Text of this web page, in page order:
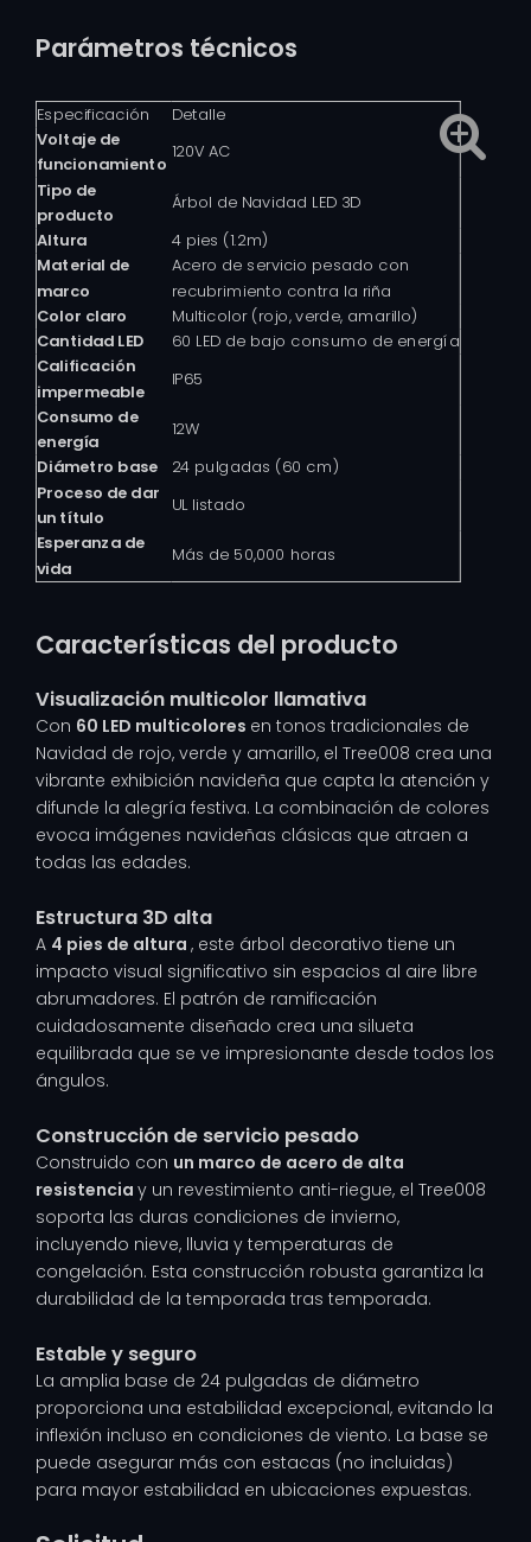
Parámetros técnicos
Especificación Detalle
Voltaje de
funcionamiento
120V AC
Tipo de
producto
Árbol de Navidad LED 3D
Altura
4 pies (1.2m)
Material de
marco
Acero de servicio pesado con
recubrimiento contra la riña
Color claro
Multicolor (rojo, verde, amarillo)
Cantidad LED
60 LED de bajo consumo de energía
Calificación
impermeable
IP65
Consumo de
energía
12W
Diámetro base
24 pulgadas (60 cm)
Proceso de dar
un título
UL listado
Esperanza de
vida
Más de 50,000 horas
Características del producto
Visualización multicolor llamativa
Con 60 LED multicolores en tonos tradicionales de
Navidad de rojo, verde y amarillo, el Tree008 crea una
vibrante exhibición navideña que capta la atención y
difunde la alegría festiva. La combinación de colores
evoca imágenes navideñas clásicas que atraen a
todas las edades.
Estructura 3D alta
A 4 pies de altura , este árbol decorativo tiene un
impacto visual significativo sin espacios al aire libre
abrumadores. El patrón de ramificación
cuidadosamente diseñado crea una silueta
equilibrada que se ve impresionante desde todos los
ángulos.
Construcción de servicio pesado
Construido con un marco de acero de alta
resistencia y un revestimiento anti-riegue, el Tree008
soporta las duras condiciones de invierno,
incluyendo nieve, lluvia y temperaturas de
congelación. Esta construcción robusta garantiza la
durabilidad de la temporada tras temporada.
Estable y seguro
La amplia base de 24 pulgadas de diámetro
proporciona una estabilidad excepcional, evitando la
inflexión incluso en condiciones de viento. La base se
puede asegurar más con estacas (no incluidas)
para mayor estabilidad en ubicaciones expuestas.